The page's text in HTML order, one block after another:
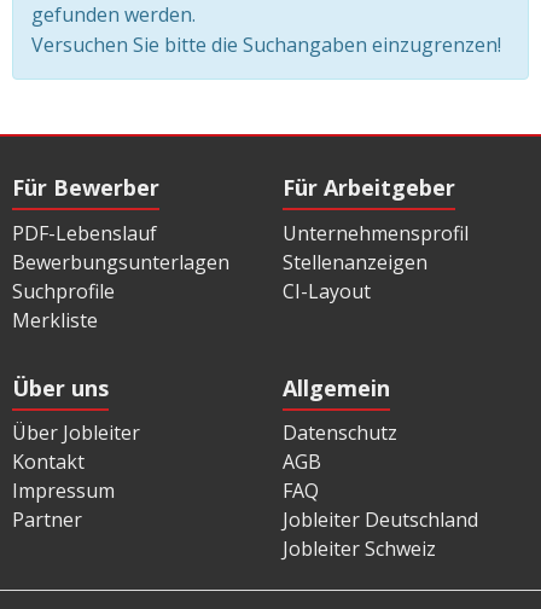
gefunden werden.
Versuchen Sie bitte die Suchangaben einzugrenzen!
Für Bewerber
PDF-Lebenslauf
Bewerbungsunterlagen
Suchprofile
Merkliste
Für Arbeitgeber
Unternehmensprofil
Stellenanzeigen
CI-Layout
Über uns
Über Jobleiter
Kontakt
Impressum
Partner
Allgemein
Datenschutz
AGB
FAQ
Jobleiter Deutschland
Jobleiter Schweiz